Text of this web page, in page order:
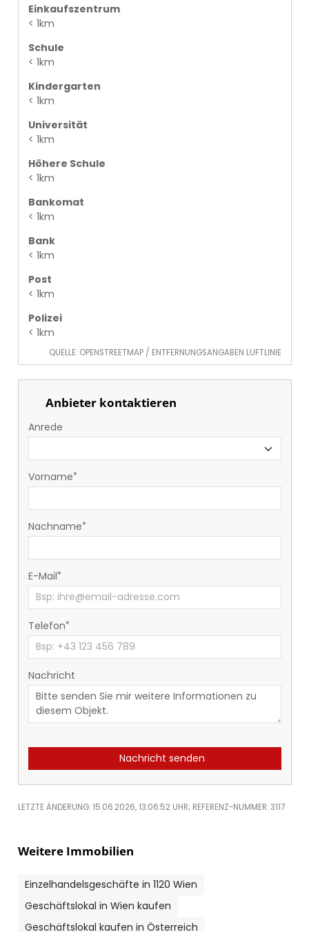
Einkaufszentrum
< 1km
Schule
< 1km
Kindergarten
< 1km
Universität
< 1km
Höhere Schule
< 1km
Bankomat
< 1km
Bank
< 1km
Post
< 1km
Polizei
< 1km
QUELLE: OPENSTREETMAP / ENTFERNUNGSANGABEN LUFTLINIE
Anbieter kontaktieren
Anrede
Vorname
Nachname
E-Mail
Telefon
Nachricht
Nachricht senden
LETZTE ÄNDERUNG: 15.06.2026, 13:06:52 UHR; REFERENZ-NUMMER: 3117
Weitere Immobilien
Einzelhandelsgeschäfte in 1120 Wien
Geschäftslokal in Wien kaufen
Geschäftslokal kaufen in Österreich